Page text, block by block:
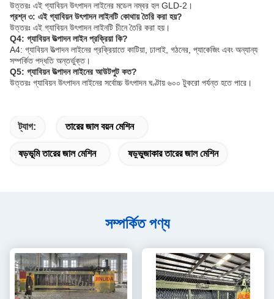
উত্তরঃ এই গ্যাবিয়ন উৎপাদন লাইনের মডেল নম্বর হল GLD-2।
প্রশ্ন ৩: এই গ্যাবিয়ন উৎপাদন লাইনটি কোথায় তৈরি করা হয়?
উত্তরঃ এই গ্যাবিয়ন উৎপাদন লাইনটি চীনে তৈরি করা হয়।
Q4: গ্যাবিয়ন উত্পাদন লাইন প্রক্রিয়া কি?
A4: গ্যাবিয়ন উত্পাদন লাইনের প্রক্রিয়াতে কাটিয়া, ঢালাই, গঠনের, প্যাকেজিং এবং অন্যান্য
সম্পর্কিত পদ্ধতি অন্তর্ভুক্ত।
Q5: গ্যাবিয়ন উত্পাদন লাইনের আউটপুট কত?
উত্তরঃ গ্যাবিয়ন উৎপাদন লাইনের সর্বোচ্চ উৎপাদন ঘণ্টায় ৬০০ টুকরো পর্যন্ত হতে পারে।
ট্যাগ: তারের জাল বয়ন মেশিন
ষড়ভূমি তারের জাল মেশিন ষড়্ভুজাকার তারের জাল মেশিন
সম্পর্কিত পণ্য